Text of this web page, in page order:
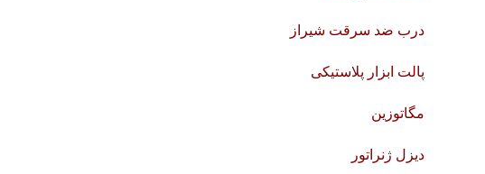
درب ضد سرقت شیراز
پالت ابزار پلاستیکی
مگاتوزین
دیزل ژنراتور